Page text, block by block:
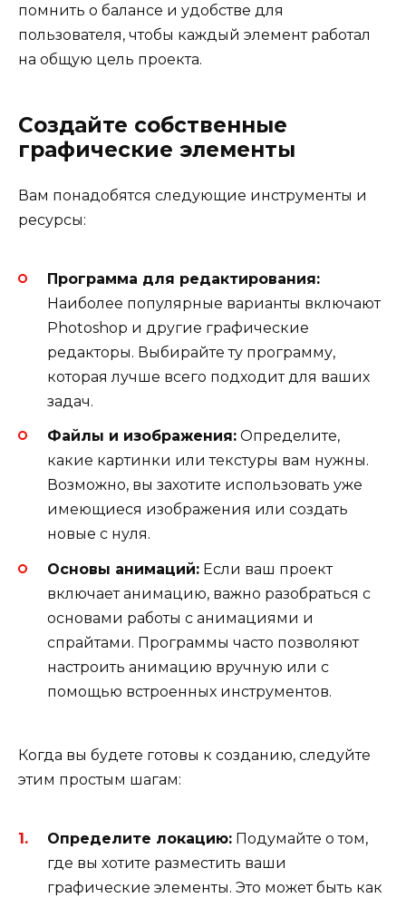
помнить о балансе и удобстве для
пользователя, чтобы каждый элемент работал
на общую цель проекта.
Создайте собственные
графические элементы
Вам понадобятся следующие инструменты и
ресурсы:
Программа для редактирования:
Наиболее популярные варианты включают
Photoshop и другие графические
редакторы. Выбирайте ту программу,
которая лучше всего подходит для ваших
задач.
Файлы и изображения: Определите,
какие картинки или текстуры вам нужны.
Возможно, вы захотите использовать уже
имеющиеся изображения или создать
новые с нуля.
Основы анимаций: Если ваш проект
включает анимацию, важно разобраться с
основами работы с анимациями и
спрайтами. Программы часто позволяют
настроить анимацию вручную или с
помощью встроенных инструментов.
Когда вы будете готовы к созданию, следуйте
этим простым шагам:
Определите локацию: Подумайте о том,
где вы хотите разместить ваши
графические элементы. Это может быть как